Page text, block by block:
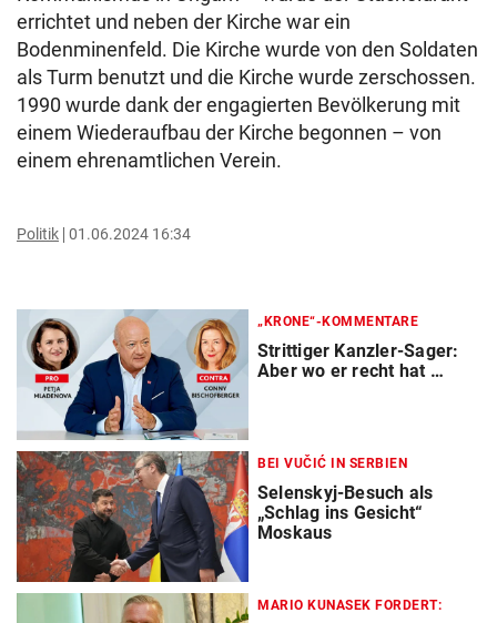
errichtet und neben der Kirche war ein
Bodenminenfeld. Die Kirche wurde von den Soldaten
als Turm benutzt und die Kirche wurde zerschossen.
1990 wurde dank der engagierten Bevölkerung mit
einem Wiederaufbau der Kirche begonnen – von
einem ehrenamtlichen Verein.
Politik 01.06.2024 16:34
„KRONE“-KOMMENTARE
Strittiger Kanzler-Sager:
Aber wo er recht hat …
BEI VUČIĆ IN SERBIEN
Selenskyj-Besuch als
„Schlag ins Gesicht“
Moskaus
MARIO KUNASEK FORDERT: